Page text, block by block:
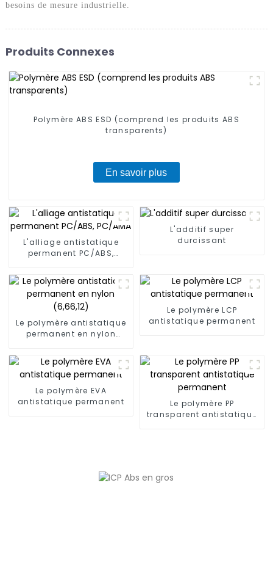
besoins de mesure industrielle.
Produits Connexes
Polymère ABS ESD (comprend les produits ABS
transparents)
En savoir plus
L'alliage antistatique
permanent PC/ABS,
L'additif super
durcissant
Le polymère antistatique
permanent en nylon
Le polymère LCP
antistatique permanent
Le polymère EVA
antistatique permanent
Le polymère PP
transparent antistatique